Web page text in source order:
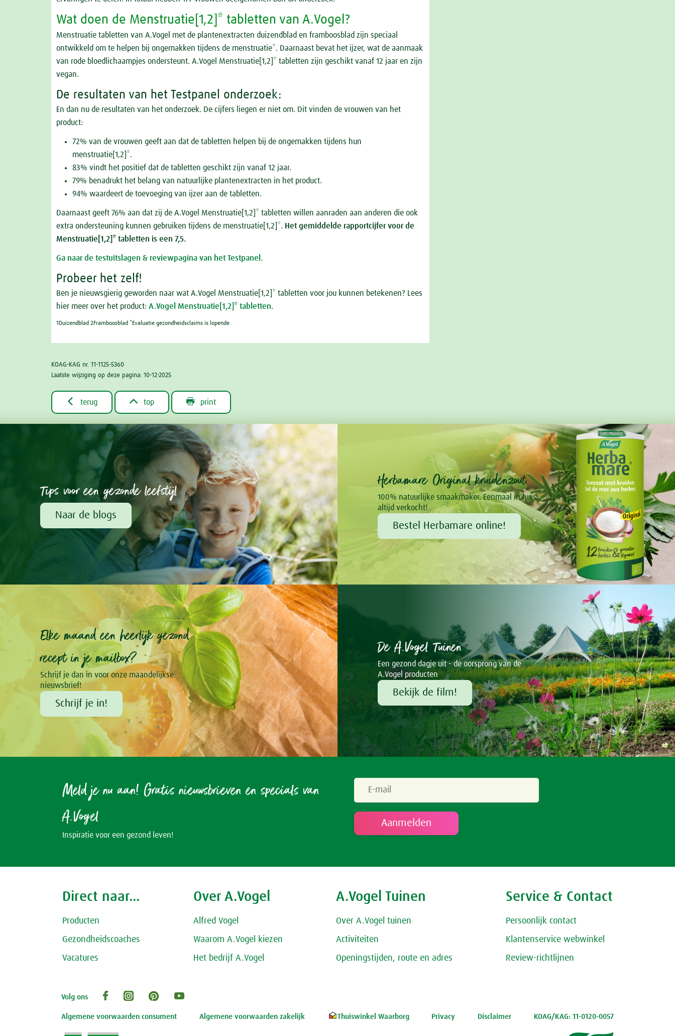
Wat doen de Menstruatie[1,2]* tabletten van A.Vogel?
Menstruatie tabletten van A.Vogel met de plantenextracten duizendblad en framboosblad zijn speciaal
ontwikkeld om te helpen bij ongemakken tijdens de menstruatie*. Daarnaast bevat het ijzer, wat de aanmaak
van rode bloedlichaampjes ondersteunt. A.Vogel Menstruatie[1,2]* tabletten zijn geschikt vanaf 12 jaar en zijn
vegan.
De resultaten van het Testpanel onderzoek:
En dan nu de resultaten van het onderzoek. De cijfers liegen er niet om. Dit vinden de vrouwen van het
product:
72% van de vrouwen geeft aan dat de tabletten helpen bij de ongemakken tijdens hun
menstruatie[1,2]*.
83% vindt het positief dat de tabletten geschikt zijn vanaf 12 jaar.
79% benadrukt het belang van natuurlijke plantenextracten in het product.
94% waardeert de toevoeging van ijzer aan de tabletten.
Daarnaast geeft 76% aan dat zij de A.Vogel Menstruatie[1,2]* tabletten willen aanraden aan anderen die ook
extra ondersteuning kunnen gebruiken tijdens de menstruatie[1,2]*. Het gemiddelde rapportcijfer voor de
Menstruatie[1,2]* tabletten is een 7,5.
Ga naar de testuitslagen & reviewpagina van het Testpanel.
Probeer het zelf!
Ben je nieuwsgierig geworden naar wat A.Vogel Menstruatie[1,2]* tabletten voor jou kunnen betekenen? Lees
hier meer over het product: A.Vogel Menstruatie[1,2]* tabletten.
1Duizendblad 2Framboosblad *Evaluatie gezondheidsclaims is lopende .
KOAG-KAG nr. 11-1125-5360
Laatste wijziging op deze pagina: 10-12-2025
 terug  top  print
Tips voor een gezonde leefstijl
Naar de blogs
Herbamare Original kruidenzout
100% natuurlijke smaakmaker. Eenmaal in huis,
altijd verkocht!
Bestel Herbamare online!
Elke maand een heerlijk gezond
recept in je mailbox?
Schrijf je dan in voor onze maandelijkse
nieuwsbrief!
Schrijf je in!
De A.Vogel Tuinen
Een gezond dagje uit - de oorsprong van de
A.Vogel producten
Bekijk de film!
Meld je nu aan! Gratis nieuwsbrieven en specials van
A.Vogel
Inspiratie voor een gezond leven!
Direct naar...
Producten
Gezondheidscoaches
Vacatures
Over A.Vogel
Alfred Vogel
Waarom A.Vogel kiezen
Het bedrijf A.Vogel
A.Vogel Tuinen
Over A.Vogel tuinen
Activiteiten
Openingstijden, route en adres
Service & Contact
Persoonlijk contact
Klantenservice webwinkel
Review-richtlijnen
Volg ons
Algemene voorwaarden consument Algemene voorwaarden zakelijk Thuiswinkel Waarborg Privacy Disclaimer KOAG/KAG: 11-0120-0057